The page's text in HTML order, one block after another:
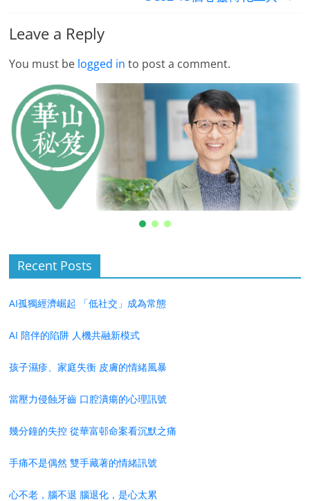
Leave a Reply
You must be logged in to post a comment.
Recent Posts
AI孤獨經濟崛起 「低社交」成為常態
AI 陪伴的陷阱 人機共融新模式
孩子濕疹、家庭失衡 皮膚的情緒風暴
當壓力侵蝕牙齒 口腔潰瘍的心理訊號
幾分鐘的失控 從華富邨命案看沉默之痛
手痛不是偶然 雙手藏著的情緒訊號
心不老，腦不退 腦退化，是心太累